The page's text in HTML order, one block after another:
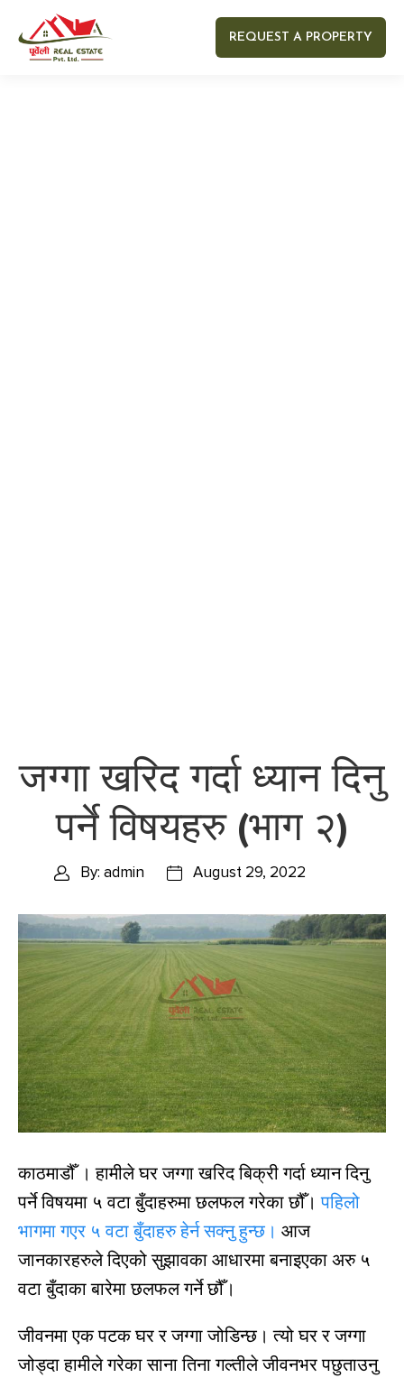
REQUEST A PROPERTY
जग्गा खरिद गर्दा ध्यान दिनु
पर्ने विषयहरु (भाग २)
By: admin August 29, 2022
काठमाडौँ । हामीले घर जग्गा खरिद बिक्री गर्दा ध्यान दिनु
पर्ने विषयमा ५ वटा बुँदाहरुमा छलफल गरेका छौँ। पहिलो
भागमा गएर ५ वटा बुँदाहरु हेर्न सक्नु हुन्छ। आज
जानकारहरुले दिएको सुझावका आधारमा बनाइएका अरु ५
वटा बुँदाका बारेमा छलफल गर्ने छौँ।
जीवनमा एक पटक घर र जग्गा जोडिन्छ। त्यो घर र जग्गा
जोड्दा हामीले गरेका साना तिना गल्तीले जीवनभर पछुताउनु